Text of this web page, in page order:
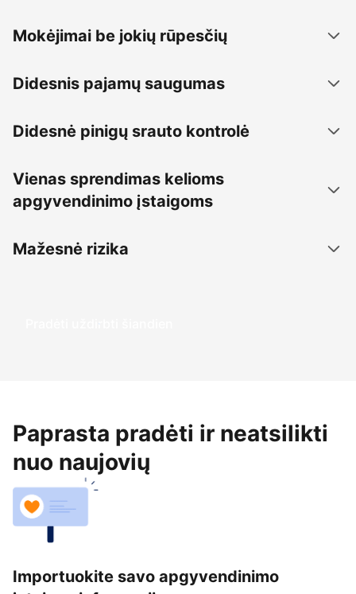
Mokėjimai be jokių rūpesčių
Didesnis pajamų saugumas
Didesnė pinigų srauto kontrolė
Vienas sprendimas kelioms
apgyvendinimo įstaigoms
Mažesnė rizika
Pradėti uždirbti šiandien
Paprasta pradėti ir neatsilikti
nuo naujovių
Importuokite savo apgyvendinimo